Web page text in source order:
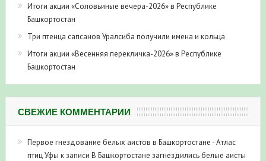
Итоги акции «Соловьиные вечера-2026» в Республике
Башкортостан
Три птенца сапсанов Уралсиба получили имена и кольца
Итоги акции «Весенняя перекличка-2026» в Республике
Башкортостан
СВЕЖИЕ КОММЕНТАРИИ
Первое гнездование белых аистов в Башкортостане - Атлас
птиц Уфы к записи В Башкортостане загнездились белые аисты